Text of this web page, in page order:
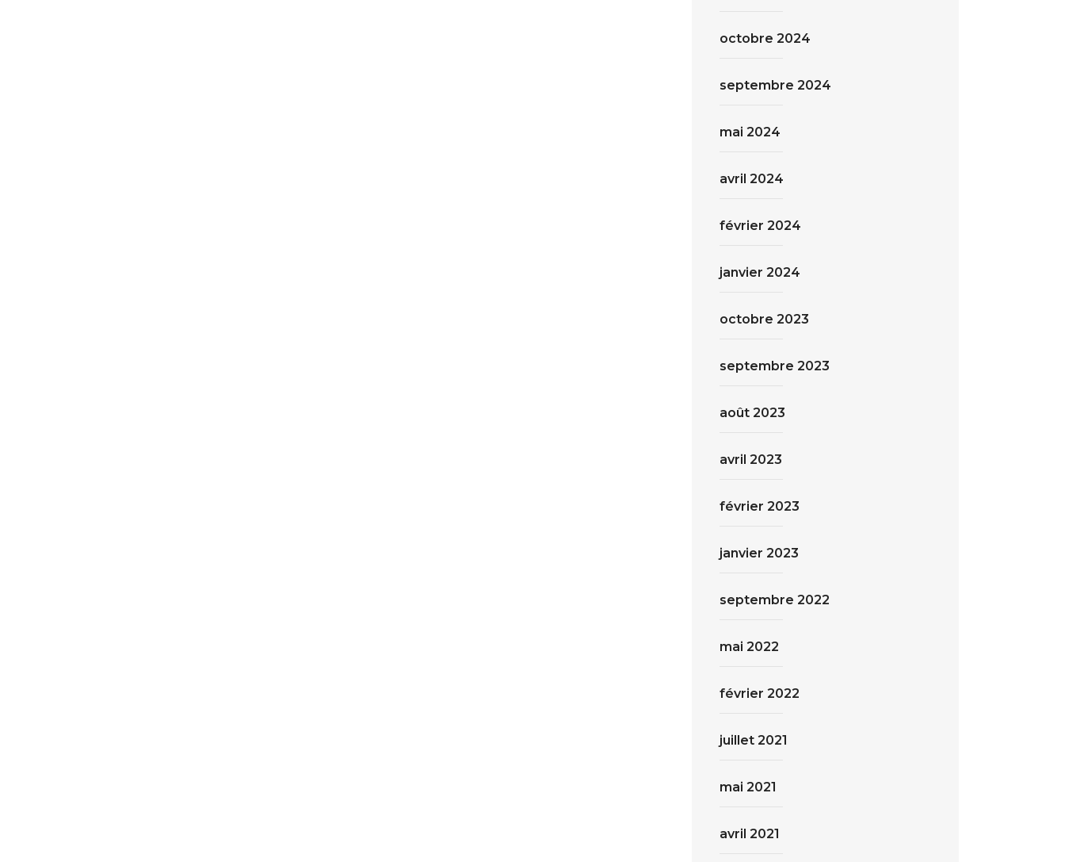
octobre 2024
septembre 2024
mai 2024
avril 2024
février 2024
janvier 2024
octobre 2023
septembre 2023
août 2023
avril 2023
février 2023
janvier 2023
septembre 2022
mai 2022
février 2022
juillet 2021
mai 2021
avril 2021